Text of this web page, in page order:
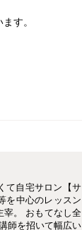
す。
て自宅サロン【サ
を中心のレッスン
。 おもてなし全
師を招いて幅広い